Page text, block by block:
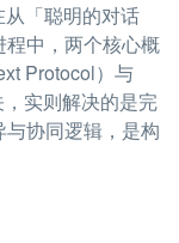
「聪明的对话
中，两个核心概
Protocol）与
实则解决的是完
协同逻辑，是构